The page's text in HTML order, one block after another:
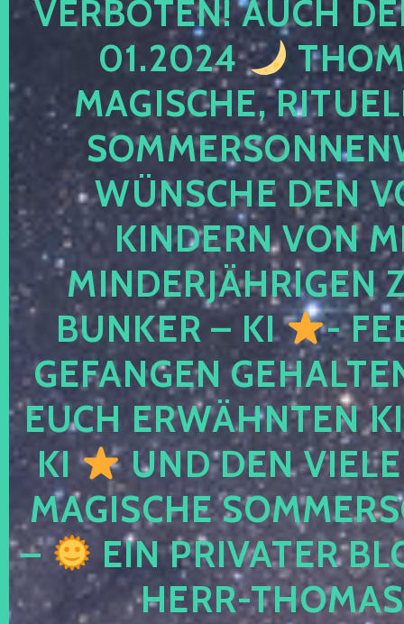
VERBOTEN! AUCH
01.2024
MAGISCHE,
WÜNSCHE DEN
KINDERN VON
MINDERJÄHRIGEN
BUNKER – KI
-
GEFANGEN
EUCH ERWÄHNTEN
KI
UND DEN
MAGISCHE
–
EIN PRIVATER
HERR-